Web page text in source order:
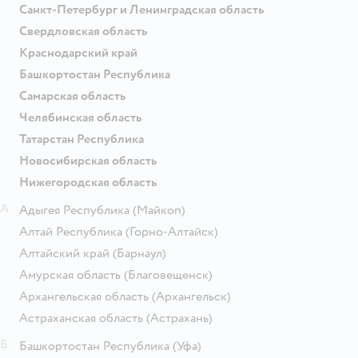
Санкт-Петербург и Ленинградская область
Свердловская область
Краснодарский край
Башкортостан Республика
Самарская область
Челябинская область
Татарстан Республика
Новосибирская область
Нижегородская область
Адыгея Республика (Майкоп)
Алтай Республика (Горно-Алтайск)
Алтайский край (Барнаул)
Амурская область (Благовещенск)
Архангельская область (Архангельск)
Астраханская область (Астрахань)
Башкортостан Республика (Уфа)